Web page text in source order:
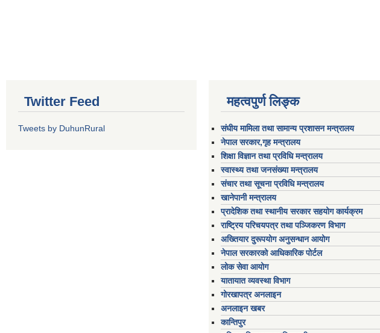
Twitter Feed
Tweets by DuhunRural
महत्वपुर्ण लिङ्क
संघीय मामिला तथा सामान्य प्रशासन मन्त्रालय
नेपाल सरकार,गृह मन्त्रालय
शिक्षा विज्ञान तथा प्रविधि मन्त्रालय
स्वास्थ्य तथा जनसंख्या मन्त्रालय
संचार तथा सूचना प्रविधि मन्त्रालय
खानेपानी मन्त्रालय
प्रादेशिक तथा स्थानीय सरकार सहयोग कार्यक्रम
राष्ट्रिय परिचयपत्र तथा पञ्जिकरण विभाग
अख्तियार दुरूपयोग अनुसन्धान आयोग
नेपाल सरकारको आधिकारिक पोर्टल
लोक सेवा आयोग
यातायात व्यवस्था विभाग
गोरखापत्र अनलाइन
अनलाइन खबर
कान्तिपुर